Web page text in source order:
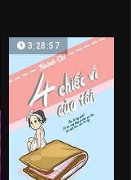
3:28:57